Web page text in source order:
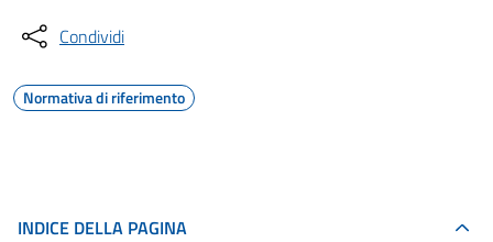
Condividi
Normativa di riferimento
INDICE DELLA PAGINA